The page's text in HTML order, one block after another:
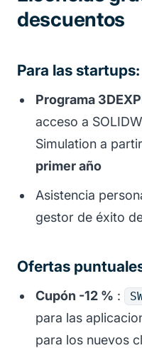
descuentos
Para las startups:
Programa
acceso a
Simulation a
primer año
Asistencia
gestor de éxito
Ofertas
Cupón -12 % :
para las
para los nuevos